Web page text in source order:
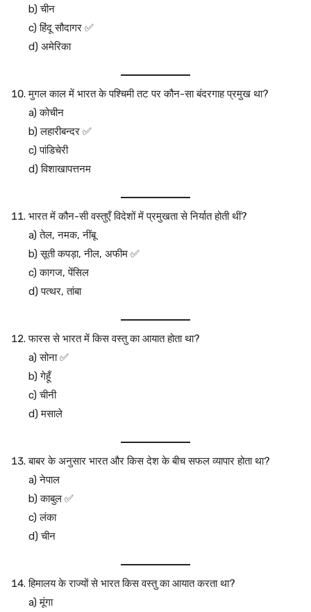
b) चीन
c) हिंदू सौदागर ✅
d) अमेरिका
मुगल काल में भारत के पश्चिमी तट पर कौन-सा बंदरगाह प्रमुख था?
a) कोचीन
b) लहारीबन्दर ✅
c) पांडिचेरी
d) विशाखापत्तनम
भारत में कौन-सी वस्तुएँ विदेशों में प्रमुखता से निर्यात होती थीं?
a) तेल, नमक, नींबू
b) सूती कपड़ा, नील, अफीम ✅
c) कागज, पेंसिल
d) पत्थर, तांबा
फारस से भारत में किस वस्तु का आयात होता था?
a) सोना ✅
b) गेहूँ
c) चीनी
d) मसाले
बाबर के अनुसार भारत और किस देश के बीच सफल व्यापार होता था?
a) नेपाल
b) काबुल ✅
c) लंका
d) चीन
हिमालय के राज्यों से भारत किस वस्तु का आयात करता था?
a) मूंगा